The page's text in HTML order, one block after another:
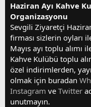
Haziran Ayı Kahve
Organizasyonu
Sevgili Ziyaretçi
firması sizlerin oyları
Mayıs ayı toplu
Kahve Kulübü toplu
özel indirimlerden,
olmak için buradan
Instagram ve Twitter
unutmayın.